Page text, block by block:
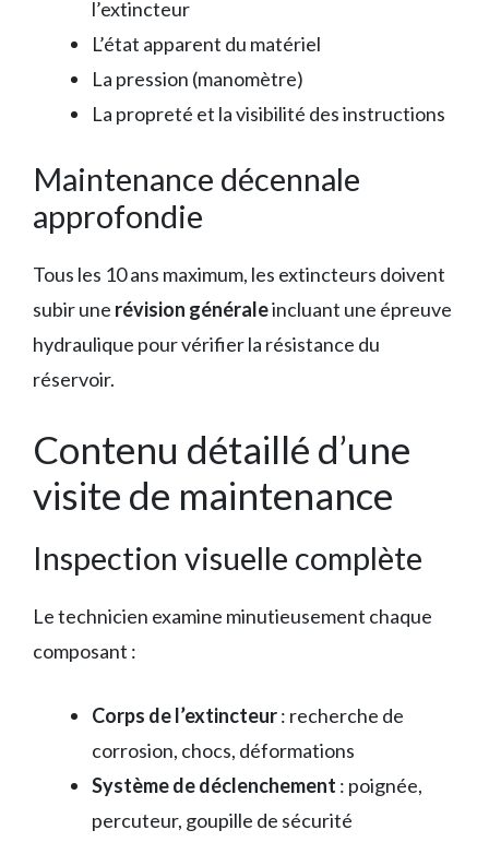
l’extincteur
L’état apparent du matériel
La pression (manomètre)
La propreté et la visibilité des instructions
Maintenance décennale
approfondie
Tous les 10 ans maximum, les extincteurs doivent
subir une révision généraleincluant une épreuve
hydraulique pour vérifier la résistance du
réservoir.
Contenu détaillé d’une
visite de maintenance
Inspection visuelle complète
Le technicien examine minutieusement chaque
composant :
Corps de l’extincteur: recherche de
corrosion, chocs, déformations
Système de déclenchement : poignée,
percuteur, goupille de sécurité